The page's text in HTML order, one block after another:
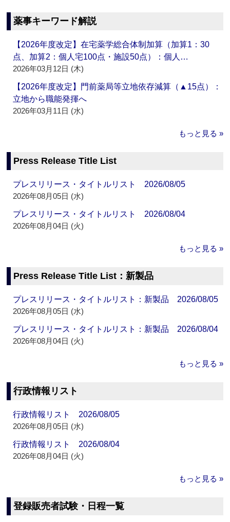
薬事キーワード解説
【2026年度改定】在宅薬学総合体制加算（加算1：30
点、加算2：個人宅100点・施設50点）：個人…
2026年03月12日 (木)
【2026年度改定】門前薬局等立地依存減算（▲15点）：
立地から職能発揮へ
2026年03月11日 (水)
もっと見る »
Press Release Title List
プレスリリース・タイトルリスト 2026/08/05
2026年08月05日 (水)
プレスリリース・タイトルリスト 2026/08/04
2026年08月04日 (火)
もっと見る »
Press Release Title List：新製品
プレスリリース・タイトルリスト：新製品 2026/08/05
2026年08月05日 (水)
プレスリリース・タイトルリスト：新製品 2026/08/04
2026年08月04日 (火)
もっと見る »
行政情報リスト
行政情報リスト 2026/08/05
2026年08月05日 (水)
行政情報リスト 2026/08/04
2026年08月04日 (火)
もっと見る »
登録販売者試験・日程一覧